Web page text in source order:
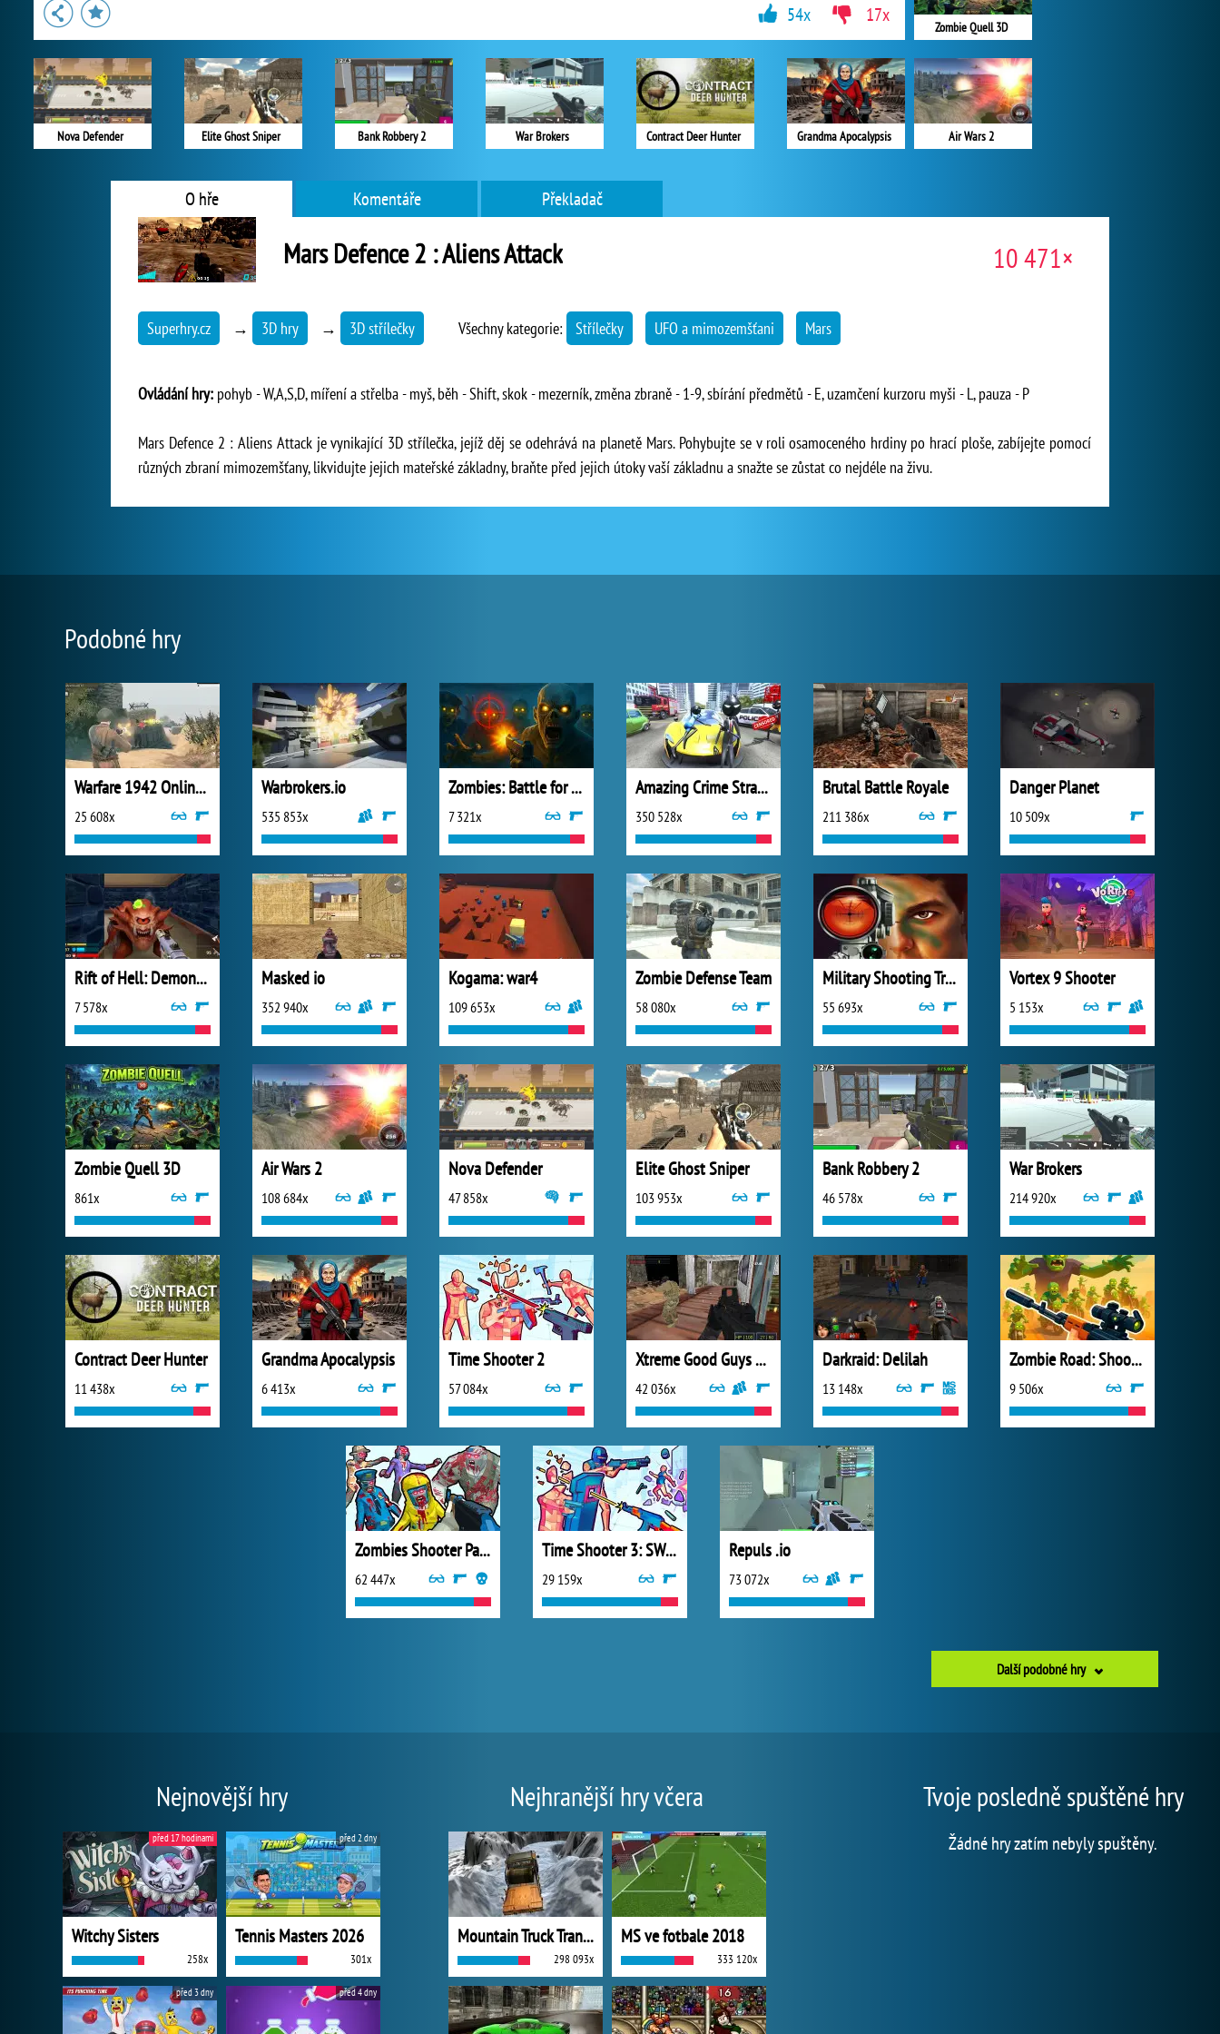
Zombie Quell 3D
Air Wars 2
Nova Defender Elite Ghost Sniper Bank Robbery 2 War Brokers Contract Deer Hunter Grandma Apocalypsis
54x 17x
O hře Komentáře Překladač
Mars Defence 2 : Aliens Attack 10 471×
Superhry.cz → 3D hry → 3D střílečky Všechny kategorie: Střílečky UFO a mimozemšťani Mars
Ovládání hry: pohyb - W,A,S,D, míření a střelba - myš, běh - Shift, skok - mezerník, změna zbraně - 1-9, sbírání předmětů - E, uzamčení kurzoru myši - L, pauza - P
Mars Defence 2 : Aliens Attack je vynikající 3D střílečka, jejíž děj se odehrává na planetě Mars. Pohybujte se v roli osamoceného hrdiny po hrací ploše, zabíjejte pomocí
různých zbraní mimozemšťany, likvidujte jejich mateřské základny, braňte před jejich útoky vaší základnu a snažte se zůstat co nejdéle na živu.
Podobné hry
Warfare 1942 Online Shooter
25 608x
Warbrokers.io
535 853x
Zombies: Battle for Survival
7 321x
Amazing Crime Strange Stickman
350 528x
Brutal Battle Royale
211 386x
Danger Planet
10 509x
Rift of Hell: Demons War
7 578x
Masked io
352 940x
Kogama: war4
109 653x
Zombie Defense Team
58 080x
Military Shooting Training
55 693x
Vortex 9 Shooter
5 153x
Zombie Quell 3D
861x
Air Wars 2
108 684x
Nova Defender
47 858x
Elite Ghost Sniper
103 953x
Bank Robbery 2
46 578x
War Brokers
214 920x
Contract Deer Hunter
11 438x
Grandma Apocalypsis
6 413x
Time Shooter 2
57 084x
Xtreme Good Guys vs Bad Boys
42 036x
Darkraid: Delilah
13 148x
Zombie Road: Shooter with Destruction
9 506x
Zombies Shooter Part 1
62 447x
Time Shooter 3: SWAT
29 159x
Repuls .io
73 072x
Další podobné hry
Nejnovější hry
Witchy Sisters
258x
před 17 hodinami
Tennis Masters 2026
301x
před 2 dny
před 3 dny před 4 dny
Nejhranější hry včera
Mountain Truck Transport
298 093x
MS ve fotbale 2018
333 120x
Tvoje posledně spuštěné hry
Žádné hry zatím nebyly spuštěny.